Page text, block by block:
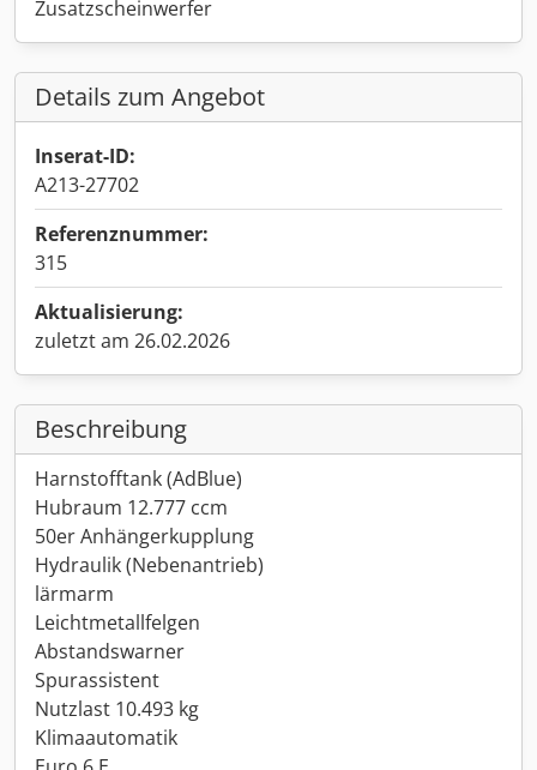
Zusatzscheinwerfer
Details zum Angebot
Inserat-ID:
A213-27702
Referenznummer:
315
Aktualisierung:
zuletzt am 26.02.2026
Beschreibung
Harnstofftank (AdBlue)
Hubraum 12.777 ccm
50er Anhängerkupplung
Hydraulik (Nebenantrieb)
lärmarm
Leichtmetallfelgen
Abstandswarner
Spurassistent
Nutzlast 10.493 kg
Klimaautomatik